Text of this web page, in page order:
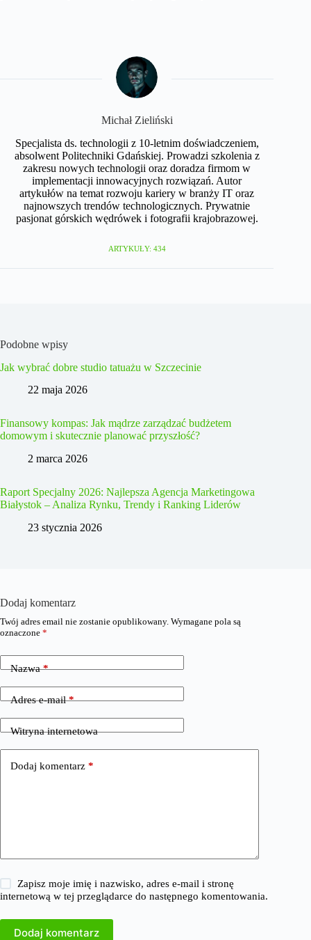
Michał Zieliński
Specjalista ds. technologii z 10-letnim doświadczeniem,
absolwent Politechniki Gdańskiej. Prowadzi szkolenia z
zakresu nowych technologii oraz doradza firmom w
implementacji innowacyjnych rozwiązań. Autor
artykułów na temat rozwoju kariery w branży IT oraz
najnowszych trendów technologicznych. Prywatnie
pasjonat górskich wędrówek i fotografii krajobrazowej.
ARTYKUŁY: 434
Podobne wpisy
Jak wybrać dobre studio tatuażu w Szczecinie
22 maja 2026
Finansowy kompas: Jak mądrze zarządzać budżetem
domowym i skutecznie planować przyszłość?
2 marca 2026
Raport Specjalny 2026: Najlepsza Agencja Marketingowa
Białystok – Analiza Rynku, Trendy i Ranking Liderów
23 stycznia 2026
Dodaj komentarz
Twój adres email nie zostanie opublikowany. Wymagane pola są
oznaczone *
Nazwa*
Adres e-mail*
Witryna internetowa
Dodaj komentarz *
Zapisz moje imię i nazwisko, adres e-mail i stronę
internetową w tej przeglądarce do następnego komentowania.
Dodaj komentarz